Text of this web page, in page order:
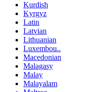
Kurdish
Kyrgyz
Latin
Latvian
Lithuanian
Luxembou..
Macedonian
Malagasy
Malay
Malayalam